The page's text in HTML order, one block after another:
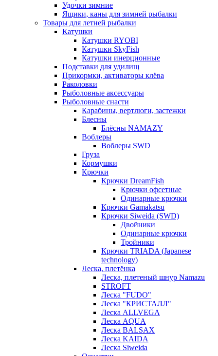
Удочки зимние
Ящики, каны для зимней рыбалки
Товары для летней рыбалки
Катушки
Катушки RYOBI
Катушки SkyFish
Катушки инерционные
Подставки для удилищ
Прикормки, активаторы клёва
Раколовки
Рыболовные аксессуары
Рыболовные снасти
Карабины, вертлюги, застежки
Блесны
Блёсны NAMAZY
Воблеры
Воблеры SWD
Груза
Кормушки
Крючки
Крючки DreamFish
Крючки офсетные
Одинарные крючки
Крючки Gamakatsu
Крючки Siweida (SWD)
Двойники
Одинарные крючки
Тройники
Крючки TRIADA (Japanese
technology)
Леска, плетёнка
Леска, плетеный шнур Namazu
STROFT
Леска "FUDO"
Леска "КРИСТАЛЛ"
Леска ALLVEGA
Леска AQUA
Леска BALSAX
Леска KAIDA
Леска Siweida